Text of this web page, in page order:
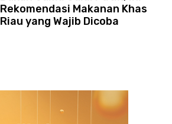
Rekomendasi Makanan Khas
Riau yang Wajib Dicoba